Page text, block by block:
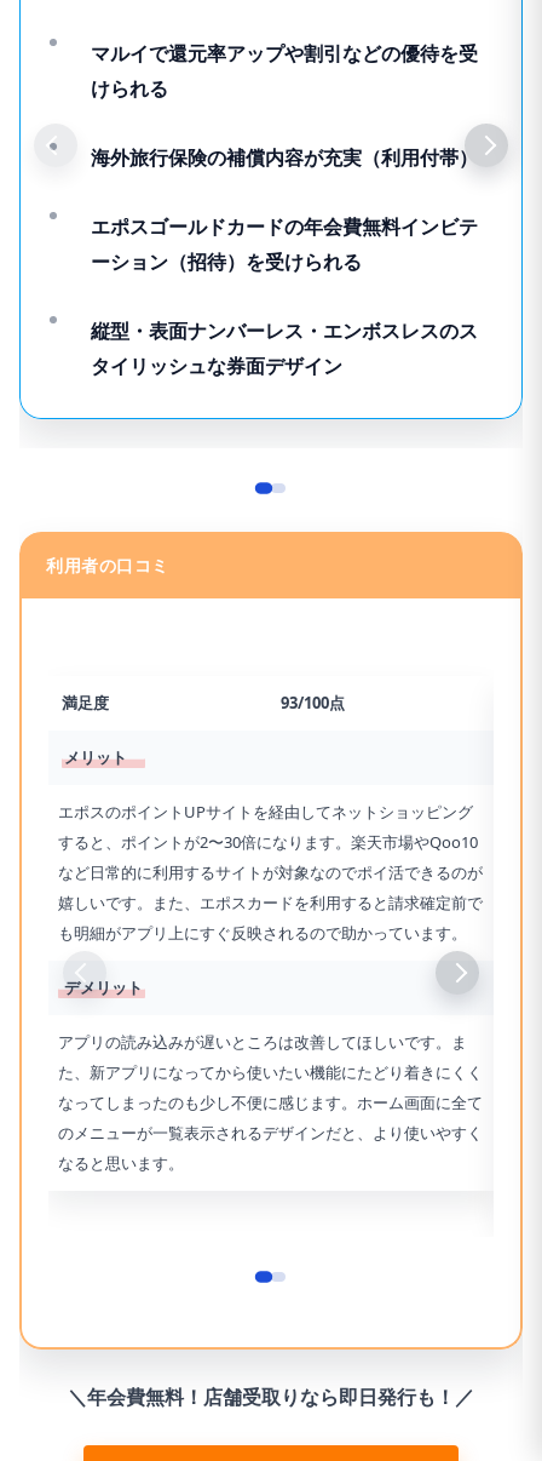
マルイで還元率アップや割引などの優待を受
けられる
海外旅行保険の補償内容が充実（利用付帯）
エポスゴールドカードの年会費無料インビテ
ーション（招待）を受けられる
縦型・表面ナンバーレス・エンボスレスのス
タイリッシュな券面デザイン
利用者の口コミ
満足度 93/100点
メリット
エポスのポイントUPサイトを経由してネットショッピング
すると、ポイントが2〜30倍になります。楽天市場やQoo10
など日常的に利用するサイトが対象なのでポイ活できるのが
嬉しいです。また、エポスカードを利用すると請求確定前で
も明細がアプリ上にすぐ反映されるので助かっています。
デメリット
アプリの読み込みが遅いところは改善してほしいです。ま
た、新アプリになってから使いたい機能にたどり着きにくく
なってしまったのも少し不便に感じます。ホーム画面に全て
のメニューが一覧表示されるデザインだと、より使いやすく
なると思います。
＼年会費無料！店舗受取りなら即日発行も！／